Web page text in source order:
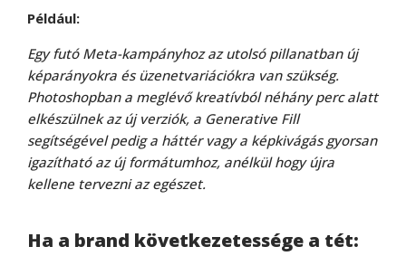
Például:
Egy futó Meta-kampányhoz az utolsó pillanatban új
képarányokra és üzenetvariációkra van szükség.
Photoshopban a meglévő kreatívból néhány perc alatt
elkészülnek az új verziók, a Generative Fill
segítségével pedig a háttér vagy a képkivágás gyorsan
igazítható az új formátumhoz, anélkül hogy újra
kellene tervezni az egészet.
Ha a brand következetessége a tét: